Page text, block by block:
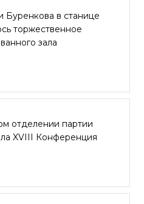
Буренкова в станице
торжественное
зала
отделении партии
XVIII Конференция